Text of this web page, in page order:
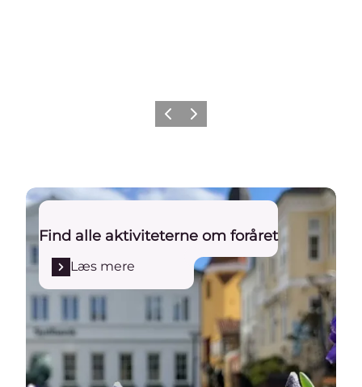
Forrige billede
Næste billede
Læs mere
Find alle aktiviteterne om foråret
Læs mere